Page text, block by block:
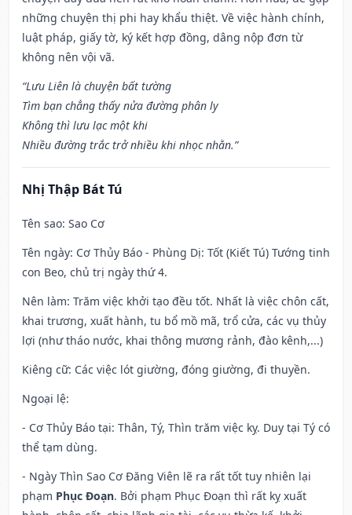
những chuyện thị phi hay khẩu thiệt. Về việc hành chính,
luật pháp, giấy tờ, ký kết hợp đồng, dâng nộp đơn từ
không nên vội vã.
“Lưu Liên là chuyện bất tường
Tìm bạn chẳng thấy nửa đường phân ly
Không thì lưu lạc một khi
Nhiều đường trắc trở nhiều khi nhọc nhằn.”
Nhị Thập Bát Tú
Tên sao: Sao Cơ
Tên ngày: Cơ Thủy Báo - Phùng Dị: Tốt (Kiết Tú) Tướng tinh
con Beo, chủ trị ngày thứ 4.
Nên làm: Trăm việc khởi tạo đều tốt. Nhất là việc chôn cất,
khai trương, xuất hành, tu bổ mồ mã, trổ cửa, các vụ thủy
lợi (như tháo nước, khai thông mương rảnh, đào kênh,...)
Kiêng cữ: Các việc lót giường, đóng giường, đi thuyền.
Ngoại lệ:
- Cơ Thủy Báo tại: Thân, Tý, Thìn trăm việc kỵ. Duy tại Tý có
thể tạm dùng.
- Ngày Thìn Sao Cơ Đăng Viên lẽ ra rất tốt tuy nhiên lại
phạm Phục Đoạn. Bởi phạm Phục Đoạn thì rất kỵ xuất